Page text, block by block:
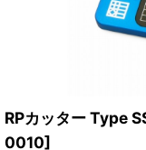
RPカッター Type
0010]